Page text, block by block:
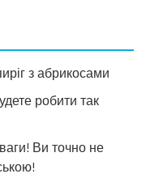
Салат
огірків
томатній
стерилізації!
з абрикосами
робити так
Ви точно не